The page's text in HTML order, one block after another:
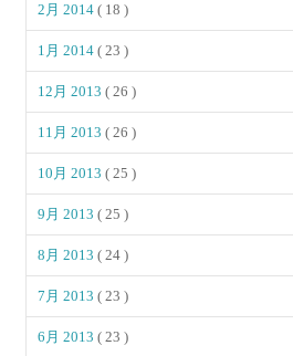
2月 2014( 18 )
1月 2014( 23 )
12月 2013( 26 )
11月 2013( 26 )
10月 2013( 25 )
9月 2013( 25 )
8月 2013( 24 )
7月 2013( 23 )
6月 2013( 23 )